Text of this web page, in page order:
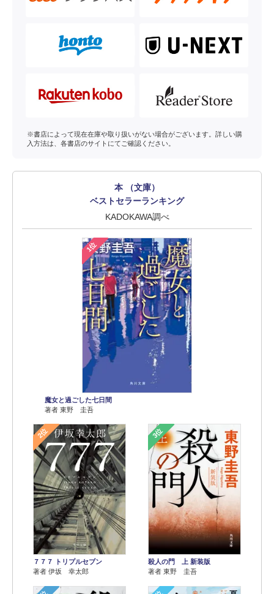
※書店によって現在在庫や取り扱いがない場合がございます。詳しい購
入方法は、各書店のサイトにてご確認ください。
本 （文庫）
ベストセラーランキング
KADOKAWA調べ
1位
魔女と過ごした七日間
著者 東野 圭吾
2位
７７７ トリプルセブン
著者 伊坂 幸太郎
3位
殺人の門 上 新装版
著者 東野 圭吾